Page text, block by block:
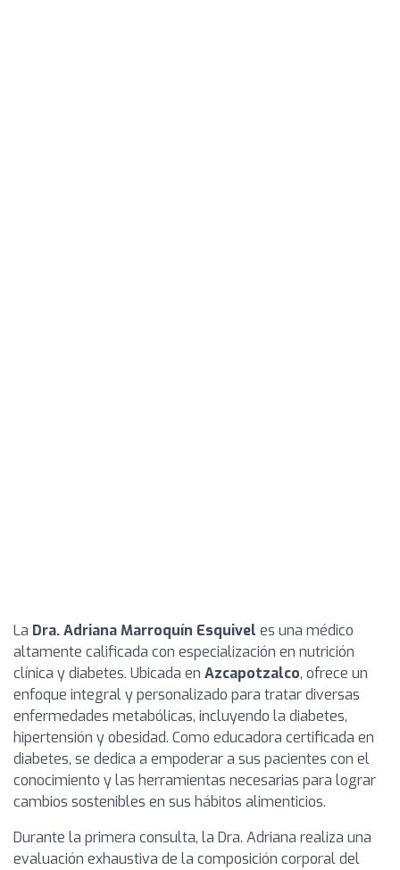
La Dra. Adriana Marroquín Esquivel es una médico
altamente calificada con especialización en nutrición
clínica y diabetes. Ubicada en Azcapotzalco, ofrece un
enfoque integral y personalizado para tratar diversas
enfermedades metabólicas, incluyendo la diabetes,
hipertensión y obesidad. Como educadora certificada en
diabetes, se dedica a empoderar a sus pacientes con el
conocimiento y las herramientas necesarias para lograr
cambios sostenibles en sus hábitos alimenticios.
Durante la primera consulta, la Dra. Adriana realiza una
evaluación exhaustiva de la composición corporal del